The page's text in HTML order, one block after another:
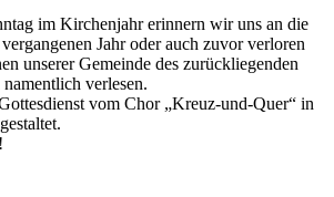
im Kirchenjahr erinnern wir uns an die
Jahr oder auch zuvor verloren
unserer Gemeinde des zurückliegenden
verlesen.
vom Chor „Kreuz-und-Quer“ in